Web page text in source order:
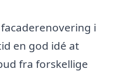
i
en god idé at
fra forskellige